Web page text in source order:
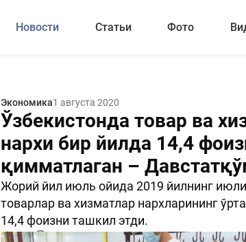
Новости Статьи Фото
Экономика1 августа 2020
Ўзбекистонда товар ва
нархи бир йилда 14,4
қимматлаган –
Жорий йил июль ойида 2019 йилнинг
товарлар ва хизматлар нархларининг
14,4 фоизни ташкил этди.
1726